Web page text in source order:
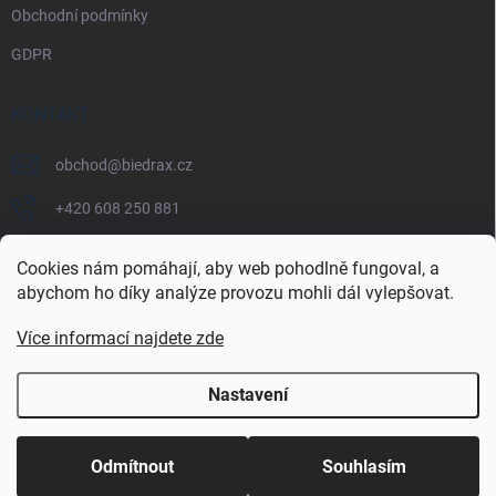
Cookies nám pomáhají, aby web pohodlně fungoval, a
abychom ho díky analýze provozu mohli dál vylepšovat.
Více informací najdete zde
Nastavení
Odmítnout Souhlasím
Obchodní podmínky
GDPR
KONTAKT
obchod@biedrax.cz
+420 608 250 881
Vytvořil Shoptet Premium
Copyright 2026 . Všechna práva vyhrazena.